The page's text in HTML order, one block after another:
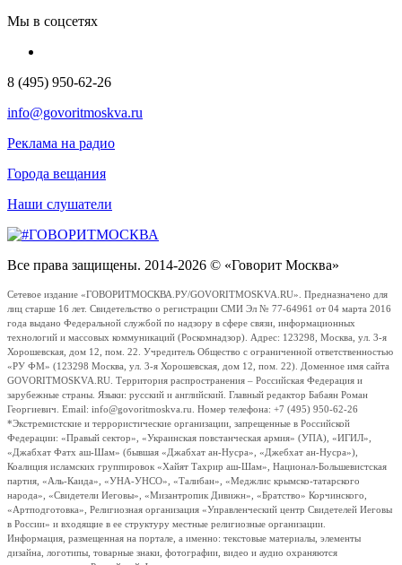
Мы в соцсетях
8 (495) 950-62-26
info@govoritmoskva.ru
Реклама на радио
Города вещания
Наши слушатели
Все права защищены. 2014-2026 © «Говорит Москва»
Сетевое издание «ГОВОРИТМОСКВА.РУ/GOVORITMOSKVA.RU». Предназначено для
лиц старше 16 лет. Свидетельство о регистрации СМИ Эл № 77-64961 от 04 марта 2016
года выдано Федеральной службой по надзору в сфере связи, информационных
технологий и массовых коммуникаций (Роскомнадзор). Адрес: 123298, Москва, ул. 3-я
Хорошевская, дом 12, пом. 22. Учредитель Общество с ограниченной ответственностью
«РУ ФМ» (123298 Москва, ул. 3-я Хорошевская, дом 12, пом. 22). Доменное имя сайта
GOVORITMOSKVA.RU. Территория распространения – Российская Федерация и
зарубежные страны. Языки: русский и английский. Главный редактор Бабаян Роман
Георгиевич. Email: info@govoritmoskva.ru. Номер телефона: +7 (495) 950-62-26
*Экстремистские и террористические организации, запрещенные в Российской
Федерации: «Правый сектор», «Украинская повстанческая армия» (УПА), «ИГИЛ»,
«Джабхат Фатх аш-Шам» (бывшая «Джабхат ан-Нусра», «Джебхат ан-Нусра»),
Коалиция исламских группировок «Хайят Тахрир аш-Шам», Национал-Большевистская
партия, «Аль-Каида», «УНА-УНСО», «Талибан», «Меджлис крымско-татарского
народа», «Свидетели Иеговы», «Мизантропик Дивижн», «Братство» Корчинского,
«Артподготовка», Религиозная организация «Управленческий центр Свидетелей Иеговы
в России» и входящие в ее структуру местные религиозные организации.
Информация, размещенная на портале, а именно: текстовые материалы, элементы
дизайна, логотипы, товарные знаки, фотографии, видео и аудио охраняются